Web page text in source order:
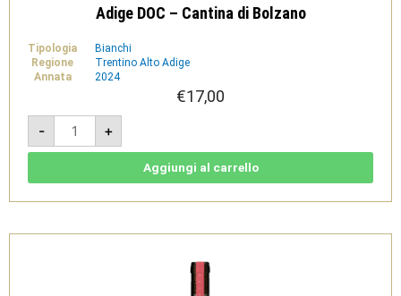
Adige DOC – Cantina di Bolzano
Tipologia
Bianchi
Regione
Trentino Alto Adige
Annata
2024
€17,00
-
Liebrain
Silvaner
Valle
Isarco
Alto
-
+
Aggiungi al carrello